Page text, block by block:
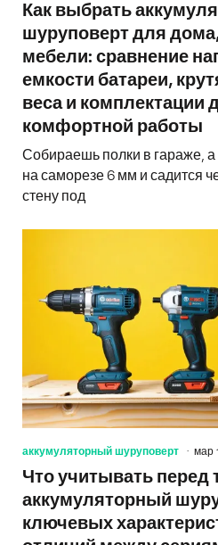
Как выбрать
шуруповерт для
мебели: сравнение
емкости батареи,
веса и комплектации
комфортной работы
Собираешь полки в гараже, а
на саморезе 6 мм и садится
стену под
аккумуляторный шуруповерт мар
Что учитывать перед
аккумуляторный
ключевых